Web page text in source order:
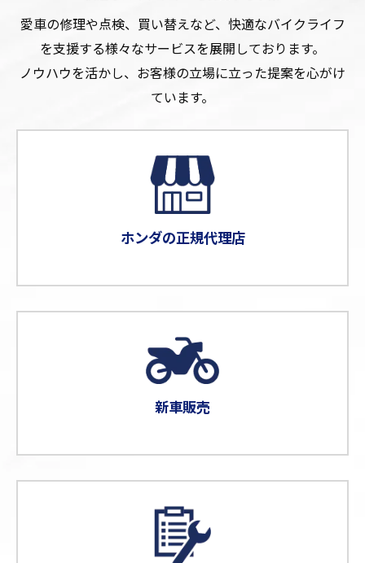
愛車の修理や点検、買い替えなど、快適なバイクライフ
を支援する様々なサービスを展開しております。
ノウハウを活かし、お客様の立場に立った提案を心がけ
ています。
ホンダの正規代理店
新車販売